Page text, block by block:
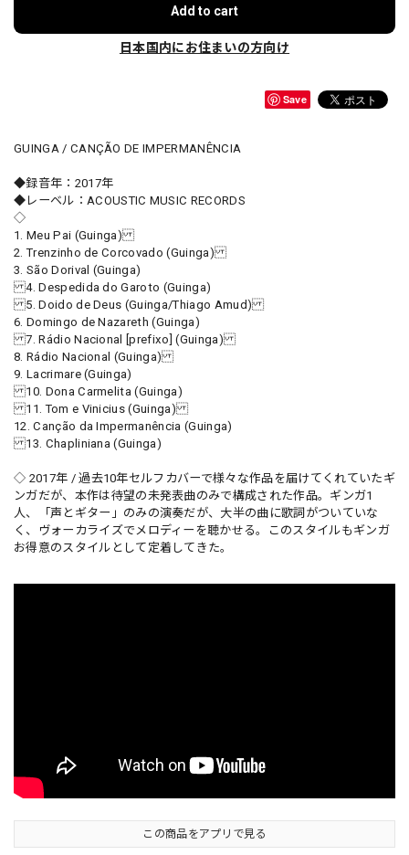
Add to cart
日本国内にお住まいの方向け
Save
GUINGA / CANÇÃO DE IMPERMANÊNCIA
◆録音年：2017年
◆レーベル：ACOUSTIC MUSIC RECORDS
◇
1. Meu Pai (Guinga)
2. Trenzinho de Corcovado (Guinga)
3. São Dorival (Guinga)
4. Despedida do Garoto (Guinga)
5. Doido de Deus (Guinga/Thiago Amud)
6. Domingo de Nazareth (Guinga)
7. Rádio Nacional [prefixo] (Guinga)
8. Rádio Nacional (Guinga)
9. Lacrimare (Guinga)
10. Dona Carmelita (Guinga)
11. Tom e Vinicius (Guinga)
12. Canção da Impermanência (Guinga)
13. Chapliniana (Guinga)
◇ 2017年 / 過去10年セルフカバーで様々な作品を届けてくれていたギ
ンガだが、本作は待望の未発表曲のみで構成された作品。ギンガ1
人、「声とギター」のみの演奏だが、大半の曲に歌詞がついていな
く、ヴォーカライズでメロディーを聴かせる。このスタイルもギンガ
お得意のスタイルとして定着してきた。
この商品をアプリで見る